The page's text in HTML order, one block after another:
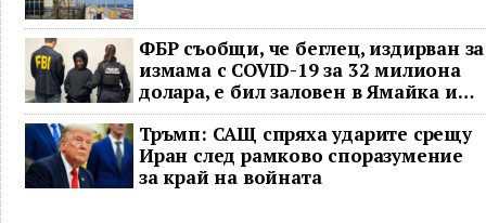
ФБР съобщи, че беглец, издирван за
измама с COVID-19 за 32 милиона
долара, е бил заловен в Ямайка и
върнат в САЩ
Тръмп: САЩ спряха ударите срещу
Иран след рамково споразумение
за край на войната